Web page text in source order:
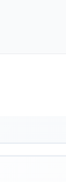
主；Q4礼品旺季